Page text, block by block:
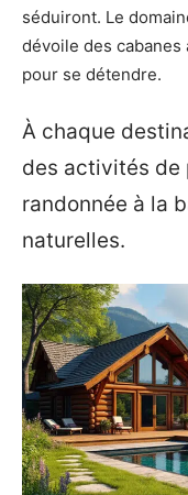
séduiront. Le
dévoile des
pour se détendre.
À chaque
des activités de
randonnée à la
naturelles.